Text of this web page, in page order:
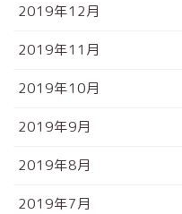
2019年12月
2019年11月
2019年10月
2019年9月
2019年8月
2019年7月